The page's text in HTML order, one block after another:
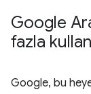
Google
fazla
Google, bu